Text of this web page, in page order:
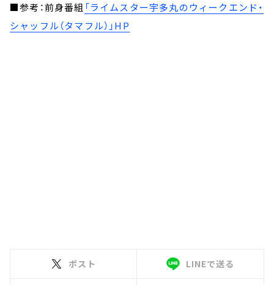
■参考：前身番組 「ライムスター宇多丸のウィークエンド・
シャッフル（タマフル）」HP
ポスト LINEで送る